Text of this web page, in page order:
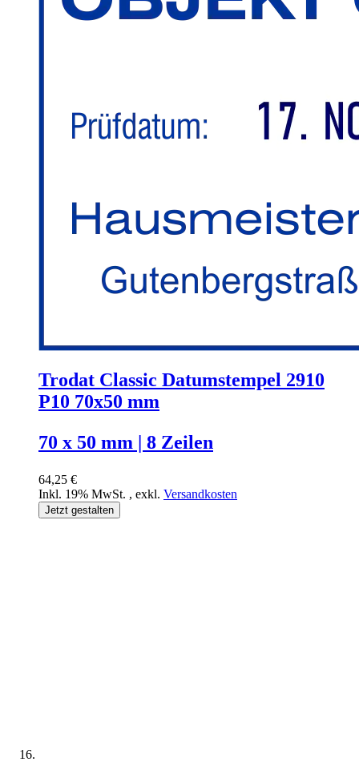
Trodat Classic Datumstempel 2910
P10 70x50 mm
70 x 50 mm | 8 Zeilen
64,25 €
Inkl. 19% MwSt. , exkl. Versandkosten
Jetzt gestalten